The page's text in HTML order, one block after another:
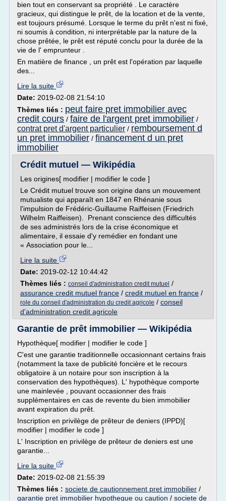
bien tout en conservant sa propriété . Le caractère
gracieux, qui distingue le prêt, de la location et de la vente,
est toujours présumé. Lorsque le terme du prêt n'est ni fixé,
ni soumis à condition, ni interprétable par la nature de la
chose prêtée, le prêt est réputé conclu pour la durée de la
vie de l' emprunteur .
En matière de finance , un prêt est l'opération par laquelle
des...
Lire la suite
Date: 2019-02-08 21:54:10
Thèmes liés : peut faire pret immobilier avec
credit cours / faire de l'argent pret immobilier /
contrat pret d'argent particulier / remboursement d
un pret immobilier / financement d un pret
immobilier
Crédit mutuel — Wikipédia
Les origines[ modifier | modifier le code ]
Le Crédit mutuel trouve son origine dans un mouvement
mutualiste qui apparaît en 1847 en Rhénanie sous
l'impulsion de Frédéric-Guillaume Raiffeisen (Friedrich
Wilhelm Raiffeisen). Prenant conscience des difficultés
de ses administrés lors de la crise économique et
alimentaire, il essaie d'y remédier en fondant une
« Association pour le...
Lire la suite
Date: 2019-02-12 10:44:42
Thèmes liés : conseil d'administration credit mutuel /
assurance credit mutuel france / credit mutuel en france /
role du conseil d'administration du credit agricole / conseil
d'administration credit agricole
Garantie de prêt immobilier — Wikipédia
Hypothèque[ modifier | modifier le code ]
C'est une garantie traditionnelle occasionnant certains frais
(notamment la taxe de publicité foncière et le recours
obligatoire à un notaire pour son inscription à la
conservation des hypothèques). L' hypothèque comporte
une mainlevée , pouvant occasionner des frais
supplémentaires en cas de revente du bien immobilier
avant expiration du prêt.
Inscription en privilège de prêteur de deniers (IPPD)[
modifier | modifier le code ]
L' Inscription en privilège de prêteur de deniers est une
garantie...
Lire la suite
Date: 2019-02-08 21:55:39
Thèmes liés : societe de cautionnement pret immobilier /
garantie pret immobilier hypotheque ou caution / societe de